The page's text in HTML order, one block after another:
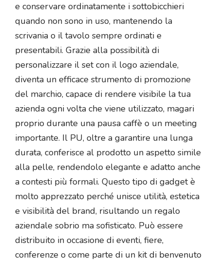
e conservare ordinatamente i sottobicchieri
quando non sono in uso, mantenendo la
scrivania o il tavolo sempre ordinati e
presentabili. Grazie alla possibilità di
personalizzare il set con il logo aziendale,
diventa un efficace strumento di promozione
del marchio, capace di rendere visibile la tua
azienda ogni volta che viene utilizzato, magari
proprio durante una pausa caffè o un meeting
importante. Il PU, oltre a garantire una lunga
durata, conferisce al prodotto un aspetto simile
alla pelle, rendendolo elegante e adatto anche
a contesti più formali. Questo tipo di gadget è
molto apprezzato perché unisce utilità, estetica
e visibilità del brand, risultando un regalo
aziendale sobrio ma sofisticato. Può essere
distribuito in occasione di eventi, fiere,
conferenze o come parte di un kit di benvenuto